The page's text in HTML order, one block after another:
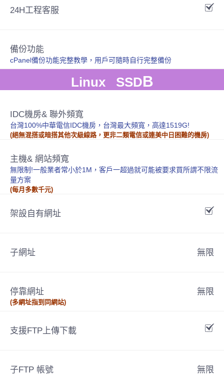
24H工程客服
備份功能
cPanel備份功能完整教學，用戶可隨時自行完整備份
Linux SSDB
IDC機房& 聯外頻寬
台灣100%中華電信IDC機房，台灣最大頻寬，高達1519G!
(絕無混搭或暗搭其他次級線路，更非二類電信或連美中日困難的機房)
主機& 網站頻寬
無限制!一般業者常小於1M，客戶一超過就可能被要求買所謂不限流
量方案
(每月多數千元)
架設自有網址
子網址 無限
停靠網址
(多網址指到同網站)
無限
支援FTP上傳下載
子FTP 帳號 無限